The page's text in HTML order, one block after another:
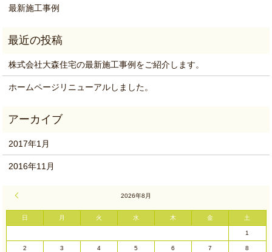
最新施工事例
株式会社大森住宅の最新施工事例をご紹介します。
ホームページリニューアルしました。
2017年1月
2016年11月
2026年8月
日 月 火 水 木 金 土
1
2 3 4 5 6 7 8